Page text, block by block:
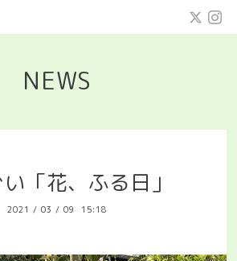
NEWS
「花、ふる日」
2021 / 03 / 09 15:18